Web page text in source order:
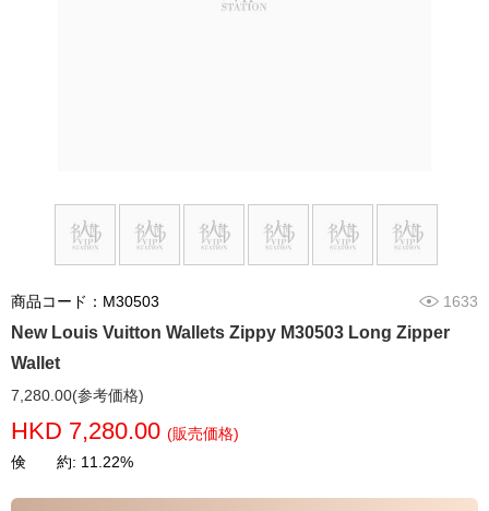
商品コード：M30503 1633
New Louis Vuitton Wallets Zippy M30503 Long Zipper
Wallet
7,280.00(参考価格)
HKD 7,280.00 (販売価格)
倹 約: 11.22%